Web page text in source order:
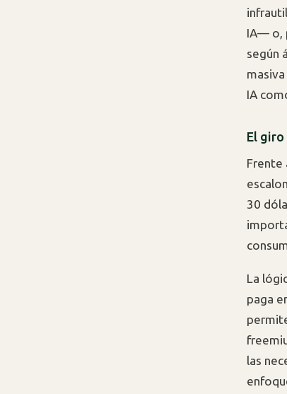
IA— o,
según
IA
El
Frente
30
La
paga
las